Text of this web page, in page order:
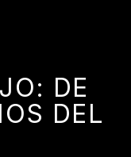
DE
DEL